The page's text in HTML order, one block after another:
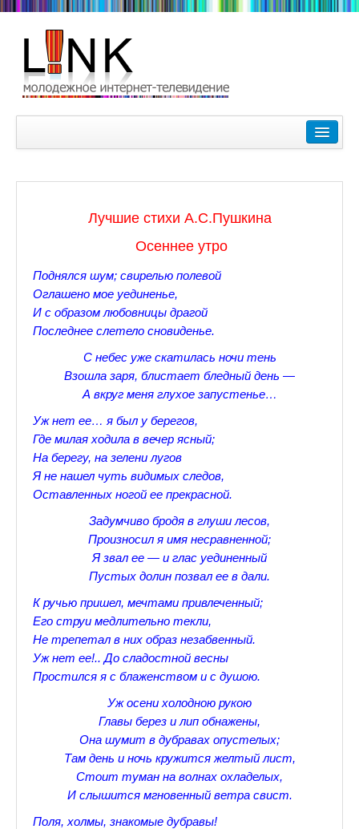
Зимние Олимпийские игры 2018. Заметки наших
Любимые фильмы Любимые актеры
Царское Село в Санкт-Петербурге
Прогулки по Царскому Селу. Зима.
Секции настольного тенниса в Пушкинском районе
Прогулки по Царскому Селу. Весна.
Прогулки по Царскому Селу. Лето
Прогулки по Царскому Селу. Осень
Царскосельские Стихи
Александр Пушкин Стихи
Стихотворения лицеистов
Все про Царское село
Лучшие стихи Русских Классиков
♪♫Nostalgia melody★
♪♫Музыкальное ассорти★
♪♫Nostalgia melody★
ЗАЛЫ ДЛЯ НАСТОЛЬНОГО ТЕННИСА В ПУШКИНЕ
♪♫Анекдоты★
Лучшие стихи А.С.Пушкина
Осеннее утро
Поднялся шум; свирелью полевой
Оглашено мое уединенье,
И с образом любовницы драгой
Последнее слетело сновиденье.
С небес уже скатилась ночи тень
Взошла заря, блистает бледный день —
А вкруг меня глухое запустенье…
Уж нет ее… я был у берегов,
Где милая ходила в вечер ясный;
На берегу, на зелени лугов
Я не нашел чуть видимых следов,
Оставленных ногой ее прекрасной.
Задумчиво бродя в глуши лесов,
Произносил я имя несравненной;
Я звал ее — и глас уединенный
Пустых долин позвал ее в дали.
К ручью пришел, мечтами привлеченный;
Его струи медлительно текли,
Не трепетал в них образ незабвенный.
Уж нет ее!.. До сладостной весны
Простился я с блаженством и с душою.
Уж осени холодною рукою
Главы берез и лип обнажены,
Она шумит в дубравах опустелых;
Там день и ночь кружится желтый лист,
Стоит туман на волнах охладелых,
И слышится мгновенный ветра свист.
Поля, холмы, знакомые дубравы!